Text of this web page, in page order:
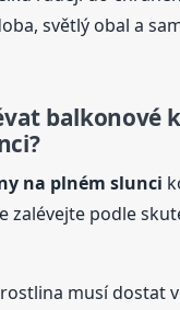
světlý obal a
balkonové
na plném slunci
zalévejte podle
musí dostat